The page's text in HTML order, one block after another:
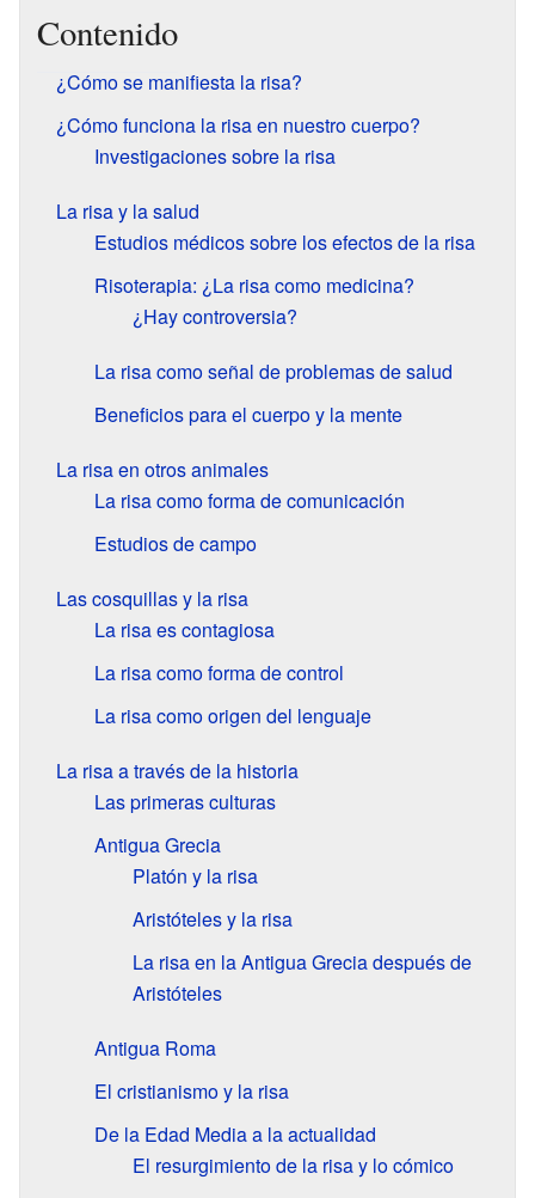
Contenido
¿Cómo se manifiesta la risa?
¿Cómo funciona la risa en nuestro cuerpo?
Investigaciones sobre la risa
La risa y la salud
Estudios médicos sobre los efectos de la risa
Risoterapia: ¿La risa como medicina?
¿Hay controversia?
La risa como señal de problemas de salud
Beneficios para el cuerpo y la mente
La risa en otros animales
La risa como forma de comunicación
Estudios de campo
Las cosquillas y la risa
La risa es contagiosa
La risa como forma de control
La risa como origen del lenguaje
La risa a través de la historia
Las primeras culturas
Antigua Grecia
Platón y la risa
Aristóteles y la risa
La risa en la Antigua Grecia después de
Aristóteles
Antigua Roma
El cristianismo y la risa
De la Edad Media a la actualidad
El resurgimiento de la risa y lo cómico